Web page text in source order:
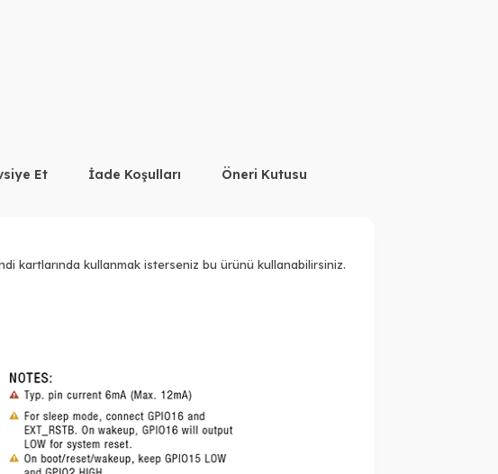
Et İade Koşulları Öneri Kutusu
kartlarında kullanmak isterseniz bu ürünü kullanabilirsiniz.